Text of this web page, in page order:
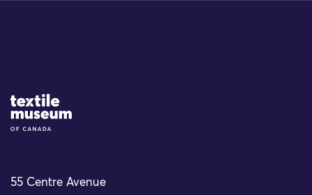
Site Logo
55 Centre Avenue